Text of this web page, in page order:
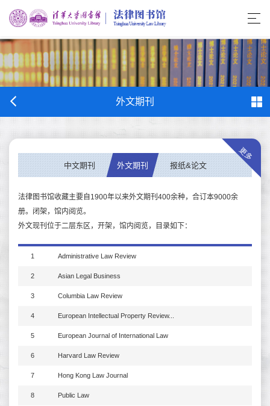
外文期刊
中文期刊 外文期刊 报纸&论文
更多
法律图书馆收藏主要自1900年以来外文期刊400余种，合订本9000余
册。闭架，馆内阅览。
外文现刊位于二层东区，开架，馆内阅览，目录如下：
1 Administrative Law Review
2 Asian Legal Business
3 Columbia Law Review
4 European Intellectual Property Review...
5 European Journal of International Law
6 Harvard Law Review
7 Hong Kong Law Journal
8 Public Law